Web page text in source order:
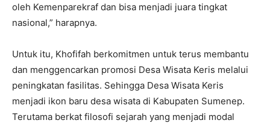
oleh Kemenparekraf dan bisa menjadi juara tingkat
nasional,” harapnya.
Untuk itu, Khofifah berkomitmen untuk terus membantu
dan menggencarkan promosi Desa Wisata Keris melalui
peningkatan fasilitas. Sehingga Desa Wisata Keris
menjadi ikon baru desa wisata di Kabupaten Sumenep.
Terutama berkat filosofi sejarah yang menjadi modal